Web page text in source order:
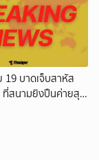
บาดเจ็บสาหัส
สนามยิงปืนค่ายสุร
วจเร่งสอบสาเหตุ